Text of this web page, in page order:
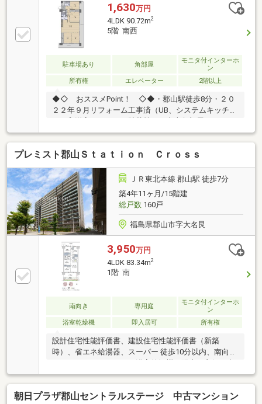
1,630万円
4LDK 90.72m2
5階 南西
駐車場あり 角部屋
モニタ付インターホ
ン
所有権
エレベーター 2階以上
◆◇ おススメPoint！ ◇◆・郡山駅徒歩8分・２０
２２年９月リフォーム工事済（UB、システムキッチ
当たり良好バルコニー広々♪・マンションではめずら
しい幅広キッチン・キッチン、洗濯機置場、お風呂が
近く家事動線のいい間取りです♪・24時間受け取れる
便利な宅配ボックス完備！◆周辺環境◆・赤木小学
校 徒歩１０分・第二中学校 徒歩２２分◆弊社の強
み◆『頭金 0円』『車のローンが残ってる』『転職し
たばかり』そんな方もご購入可能です！経験豊富な弊
社スタッフがご購入のサポートを致します！平日、土
日祝、夜間やお仕事帰りでも内覧可
プレミスト郡山Ｓｔａｔｉｏｎ Ｃｒｏｓｓ
ＪＲ東北本線 郡山駅 徒歩7分
築4年11ヶ月/15階建
総戸数160戸
福島県郡山市字大名艮
3,950万円
4LDK 83.34m2
1階 南
南向き 専用庭
モニタ付インターホ
ン
浴室乾燥機
即入居可 所有権
設計住宅性能評価書、建設住宅性能評価書（新築
時）、省エネ給湯器、スーパー 徒歩10分以内、南向
居室収納、ＬＤＫ１５畳以上、総合病院 徒歩10分以
内、ゲストルーム、対面式キッチン、セキュリティ充
実、バリアフリー、複層ガラス、オートバス、高速ネ
朝日プラザ郡山セントラルステージ 中古マンション